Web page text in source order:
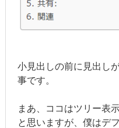
小見出しの前に見出し
事です。
まあ、ココはツリー表
と思いますが、僕はデ